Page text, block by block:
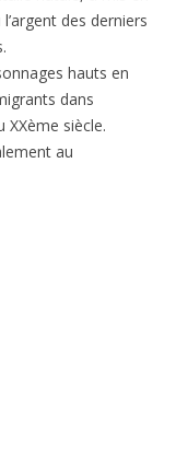
des derniers
hauts en
dans
XXème siècle.
au